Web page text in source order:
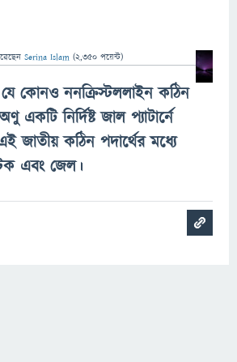
Serina Islam (2,350 পয়েন্ট)
কোনও ননক্রিস্টললাইন কঠিন
নির্দিষ্ট জাল প্যাটার্নে
জাতীয় কঠিন পদার্থের মধ্যে
এবং জেল।